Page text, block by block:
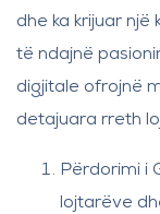
dhe ka krijuar
të ndajnë
digjitale ofrojnë
detajuara rreth
Përdorimi i
lojtarëve